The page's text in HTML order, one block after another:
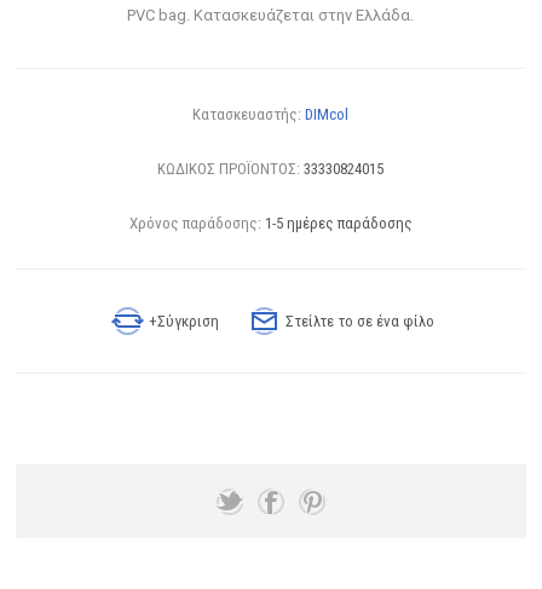
PVC bag. Κατασκευάζεται στην Ελλάδα.
Κατασκευαστής: DIMcol
ΚΩΔΙΚΟΣ ΠΡΟΪΟΝΤΟΣ: 33330824015
Χρόνος παράδοσης: 1-5 ημέρες παράδοσης
+Σύγκριση Στείλτε το σε ένα φίλο